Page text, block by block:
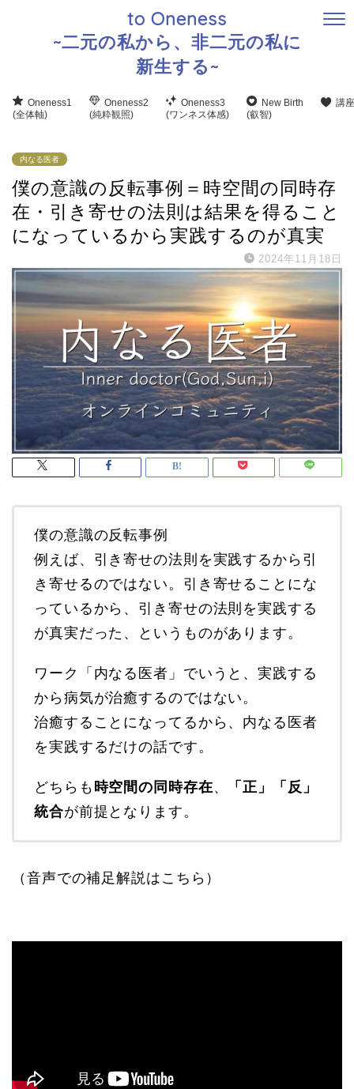
to Oneness
~二元の私から、非二元の私に
新生する~
Oneness1
(全体軸)
Oneness2
(純粋観照)
Oneness3
(ワンネス体感)
New Birth
(叡智)
講
内なる医者
僕の意識の反転事例＝時空間の同時存
在・引き寄せの法則は結果を得ること
になっているから実践するのが真実
2024年11月18日
僕の意識の反転事例
例えば、引き寄せの法則を実践するから引
き寄せるのではない。引き寄せることにな
っているから、引き寄せの法則を実践する
が真実だった、というものがあります。
ワーク「内なる医者」でいうと、実践する
から病気が治癒するのではない。
治癒することになってるから、内なる医者
を実践するだけの話です。
どちらも 時空間の同時存在、
「正」「反」
統合が前提となります。
（音声での補足解説はこちら）